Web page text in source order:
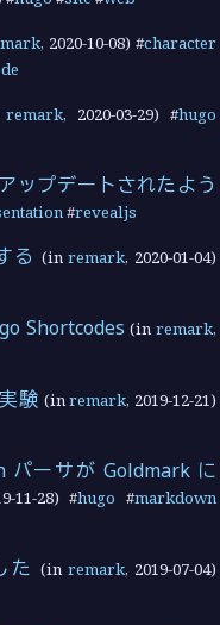
, 2020-10-08) #character
remark, 2020-03-29) #hugo
ップデートされたよう
#revealjs
る (inremark, 2020-01-04)
Shortcodes (in remark,
験 (inremark, 2019-12-21)
パーサが Goldmark に
11-28) #hugo #markdown
た (in remark, 2019-07-04)